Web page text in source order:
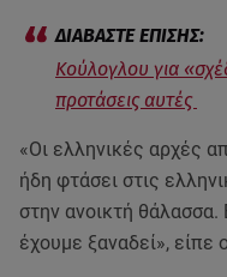
Κούλογλου για
προτάσεις αυτές
«Οι ελληνικές αρχές
ήδη φτάσει στις
στην ανοικτή θάλασσα.
έχουμε ξαναδεί»,